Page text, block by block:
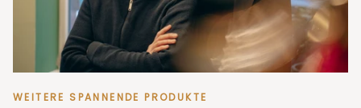
WEITERE SPANNENDE PRODUKTE